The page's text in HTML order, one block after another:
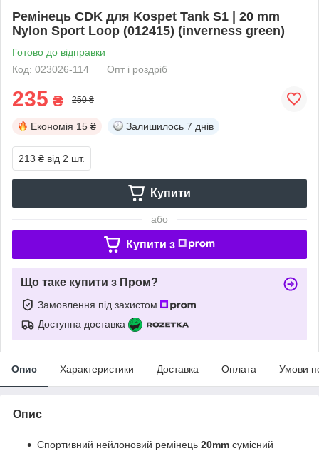
Ремінець CDK для Kospet Tank S1 | 20 mm
Nylon Sport Loop (012415) (inverness green)
Готово до відправки
Код: 023026-114
Опт і роздріб
235 ₴ 250 ₴
Економія 15 ₴ Залишилось 7 днів
213 ₴ від 2 шт.
Купити
або
Купити з
Що таке купити з Пром?
Замовлення під захистом
Доступна доставка
Опис Характеристики Доставка Оплата Умови
Опис
Спортивний нейлоновий ремінець 20mm сумісний